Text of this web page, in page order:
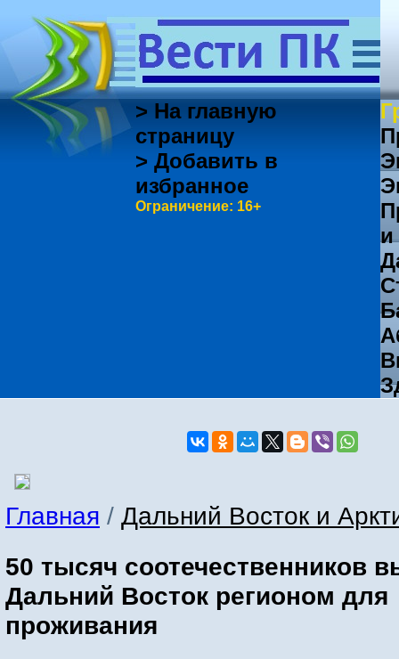
> На главную
страницу
> Добавить в
избранное
Ограничение: 16+
Главная / Дальний Восток и
50 тысяч соотечественников
Дальний Восток регионом для
проживания